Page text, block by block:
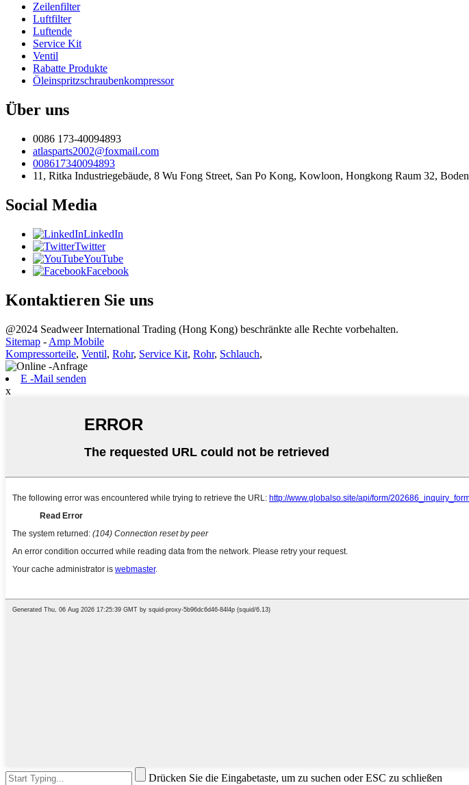
Zeilenfilter
Luftfilter
Luftende
Service Kit
Ventil
Rabatte Produkte
Öleinspritzschraubenkompressor
Über uns
0086 173-40094893
atlasparts2002@foxmail.com
008617340094893
11, Ritka Industriegebäude, 8 Wu Fong Street, San Po Kong, Kowloon, Hongkong Raum 32, Boden
Social Media
LinkedIn
Twitter
YouTube
Facebook
Kontaktieren Sie uns
@2024 Seadweer International Trading (Hong Kong) beschränkte alle Rechte vorbehalten.
Sitemap - Amp Mobile
Kompressorteile, Ventil, Rohr, Service Kit, Rohr, Schlauch,
E -Mail senden
x
Drücken Sie die Eingabetaste, um zu suchen oder ESC zu schließen